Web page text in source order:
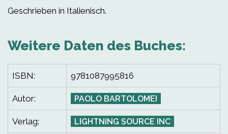
Geschrieben in Italienisch.
Weitere Daten des Buches:
ISBN: 9781087995816
Autor: PAOLO BARTOLOMEI
Verlag: LIGHTNING SOURCE INC